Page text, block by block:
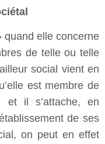
quand elle concerne
de telle ou telle
social vient en
est membre de
et il s’attache, en
de ses
on peut en effet